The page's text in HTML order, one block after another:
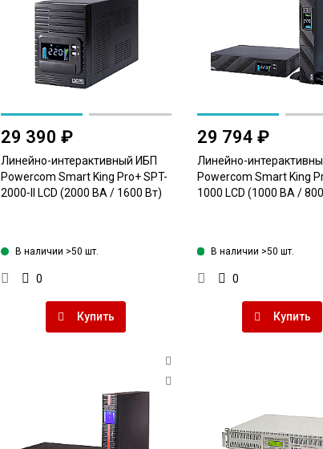
29 390 ₽
Линейно-интерактивный ИБП
Powercom Smart King Pro+ SPT-
2000-II LCD (2000 ВА / 1600 Вт)
В наличии >50 шт.
0
Купить
29 794 ₽
Линейно-
Powercom Smart King
1000 LCD (1000 ВА /
В наличии >50 шт.
0
Купить